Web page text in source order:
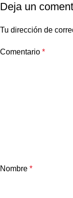
Deja un
Tu dirección de
Comentario *
Nombre *